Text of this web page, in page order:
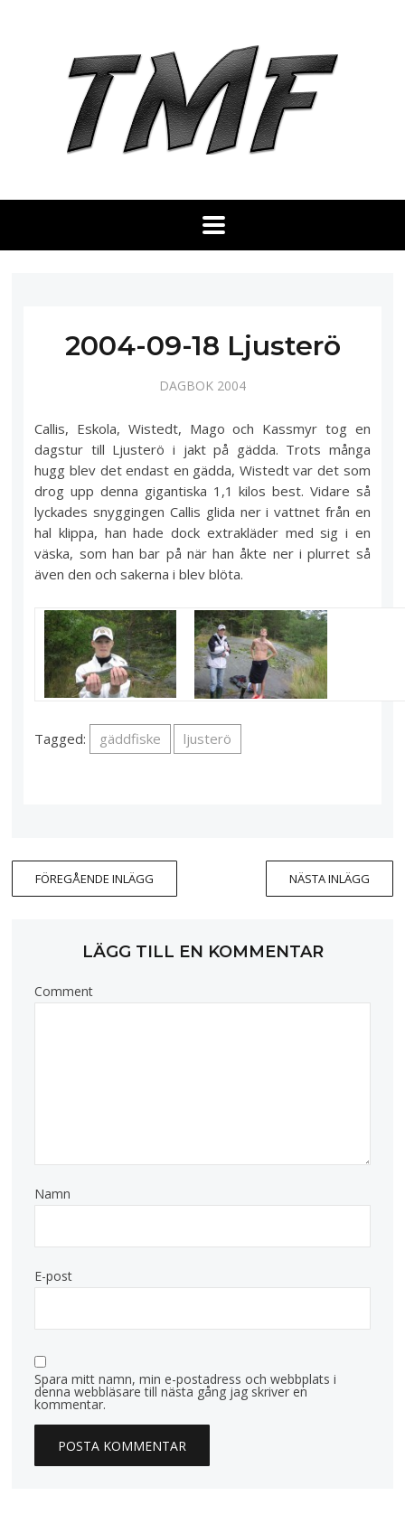
2004-09-18 Ljusterö
DAGBOK 2004
Callis, Eskola, Wistedt, Mago och Kassmyr tog en
dagstur till Ljusterö i jakt på gädda. Trots många
hugg blev det endast en gädda, Wistedt var det som
drog upp denna gigantiska 1,1 kilos best. Vidare så
lyckades snyggingen Callis glida ner i vattnet från en
hal klippa, han hade dock extrakläder med sig i en
väska, som han bar på när han åkte ner i plurret så
även den och sakerna i blev blöta.
Tagged: gäddfiske ljusterö
FÖREGÅENDE INLÄGG NÄSTA INLÄGG
LÄGG TILL EN KOMMENTAR
Comment
Namn
E-post
Spara mitt namn, min e-postadress och webbplats i
denna webbläsare till nästa gång jag skriver en
kommentar.